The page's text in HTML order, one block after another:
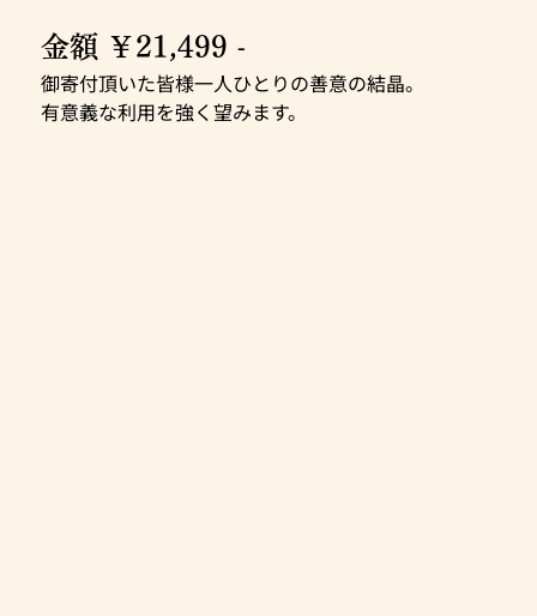
金額 ￥21,499 -
御寄付頂いた皆様一人ひとりの善意の結晶。
有意義な利用を強く望みます。